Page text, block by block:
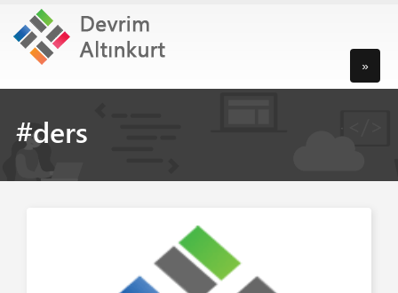
»
#ders